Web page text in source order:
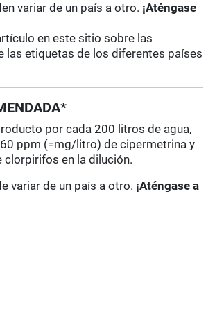
variar de un país a otro. ¡Aténgase
en este sitio sobre las
las etiquetas de los diferentes países
por cada 200 litros de agua,
ppm (=mg/litro) de cipermetrina y
clorpirifos en la dilución.
variar de un país a otro. ¡Aténgase a